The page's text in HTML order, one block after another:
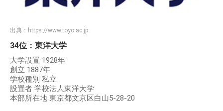
出典： https://www.toyo.ac.jp
34位：東洋大学
大学設置 1928年
創立 1887年
学校種別 私立
設置者 学校法人東洋大学
本部所在地 東京都文京区白山5-28-20